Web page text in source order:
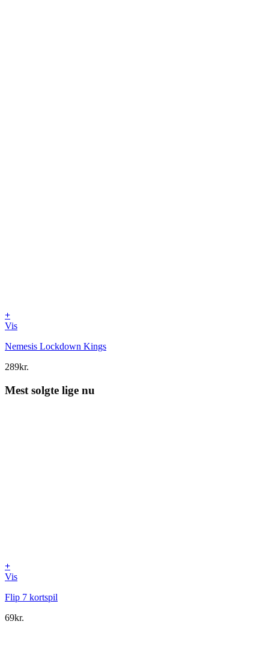
+
Vis
Nemesis Lockdown Kings
289kr.
Mest solgte lige nu
+
Vis
Flip 7 kortspil
69kr.